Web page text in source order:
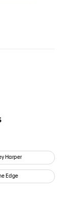
Harper
Edge